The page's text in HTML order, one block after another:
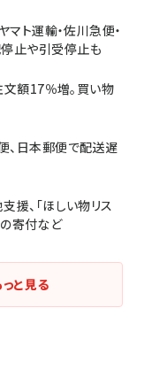
ト運輸・佐川急便・
止や引受停止も
文額17％増。買い物
、日本郵便で配送遅
、「ほしい物リス
の寄付など
と見る